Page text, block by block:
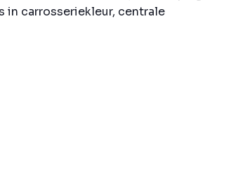
in carrosseriekleur, centrale